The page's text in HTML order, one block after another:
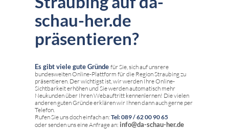
schau-her.de
präsentieren?
Es gibt viele gute Gründe für Sie, sich auf unsrere
bundesweiten Online-Plattform für die Region Straubing zu
präsentieren. Der wichtigst ist, wir werden Ihre Online-
Sichtbarkeit erhöhen und Sie werden automatisch mehr
Neukunden über Ihren Webauftritt kennenlernen! Die vielen
anderen guten Gründe erklären wir Ihnen dann auch gerne per
Telefon.
Rufen Sie uns doch einfach an: Tel: 089 / 62 00 90 65
oder senden uns eine Anfrage an: info@da-schau-her.de